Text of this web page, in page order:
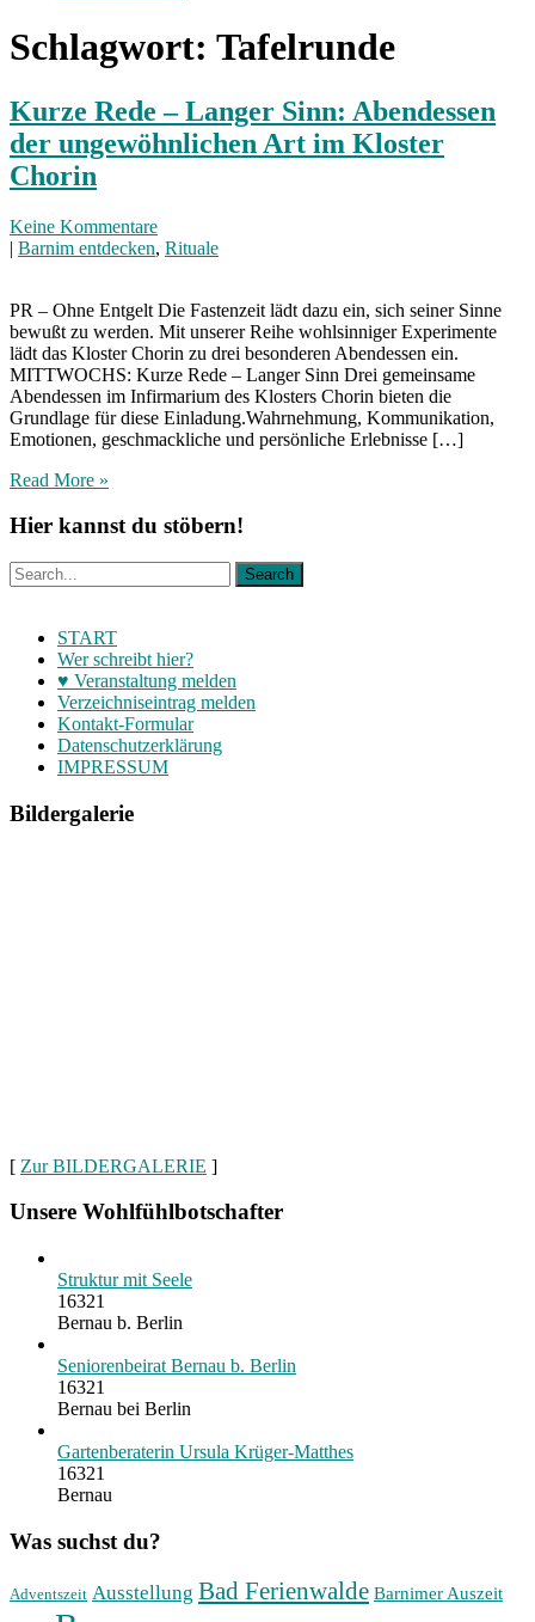
Schlagwort: Tafelrunde
Kurze Rede – Langer Sinn: Abendessen
der ungewöhnlichen Art im Kloster
Chorin
Keine Kommentare
| Barnim entdecken, Rituale
PR – Ohne Entgelt Die Fastenzeit lädt dazu ein, sich seiner Sinne
bewußt zu werden. Mit unserer Reihe wohlsinniger Experimente
lädt das Kloster Chorin zu drei besonderen Abendessen ein.
MITTWOCHS: Kurze Rede – Langer Sinn Drei gemeinsame
Abendessen im Infirmarium des Klosters Chorin bieten die
Grundlage für diese Einladung.Wahrnehmung, Kommunikation,
Emotionen, geschmackliche und persönliche Erlebnisse […]
Read More »
Hier kannst du stöbern!
START
Wer schreibt hier?
♥ Veranstaltung melden
Verzeichniseintrag melden
Kontakt-Formular
Datenschutzerklärung
IMPRESSUM
Bildergalerie
[ Zur BILDERGALERIE ]
Unsere Wohlfühlbotschafter
Struktur mit Seele
16321
Bernau b. Berlin
Seniorenbeirat Bernau b. Berlin
16321
Bernau bei Berlin
Gartenberaterin Ursula Krüger-Matthes
16321
Bernau
Was suchst du?
Adventszeit Ausstellung Bad Ferienwalde Barnimer Auszeit